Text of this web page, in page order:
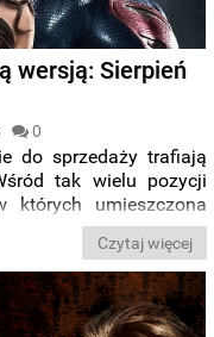
wersją: Sierpień
0
do sprzedaży trafiają
tak wielu pozycji
których umieszczona
lektor lub napisy.W
wyłapać jak najwięcej
Wam zestawienie
najbliższych dniach
Czytaj więcej